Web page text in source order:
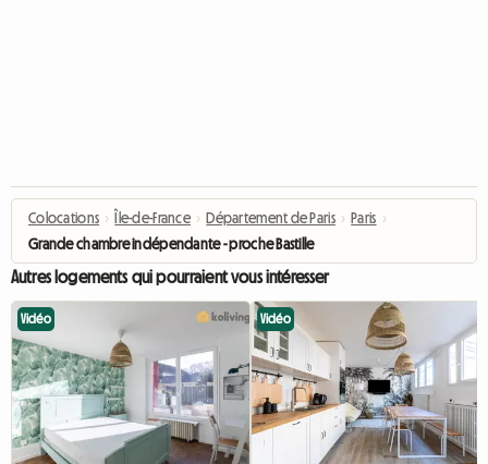
Colocations › Île-de-France › Département de Paris › Paris ›
Grande chambre indépendante - proche Bastille
Autres logements qui pourraient vous intéresser
Vidéo Vidéo